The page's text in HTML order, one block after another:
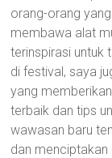
orang-orang
membawa alat
terinspirasi untuk
di festival, saya
yang
terbaik dan tips
wawasan baru
dan menciptakan